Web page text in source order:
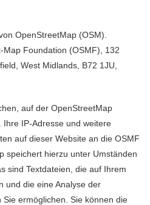
OpenStreetMap (OSM).
Foundation (OSMF), 132
West Midlands, B72 1JU,
auf der OpenStreetMap
IP-Adresse und weitere
auf dieser Website an die OSMF
speichert hierzu unter Umständen
sind Textdateien, die auf Ihrem
und die eine Analyse der
ermöglichen. Sie können die